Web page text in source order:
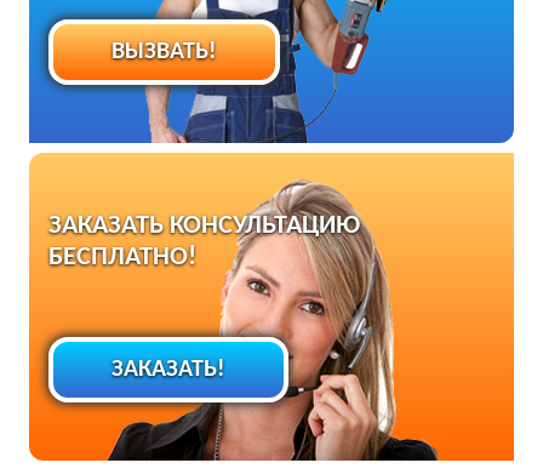
ВЫЗВАТЬ!
ЗАКАЗАТЬ КОНСУЛЬТАЦИЮ
БЕСПЛАТНО!
ЗАКАЗАТЬ!